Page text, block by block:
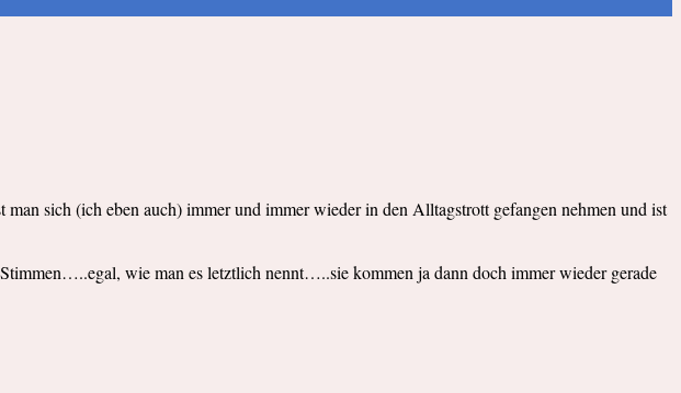
sich (ich eben auch) immer und immer wieder in den Alltagstrott gefangen nehmen und ist
wie man es letztlich nennt…..sie kommen ja dann doch immer wieder gerade